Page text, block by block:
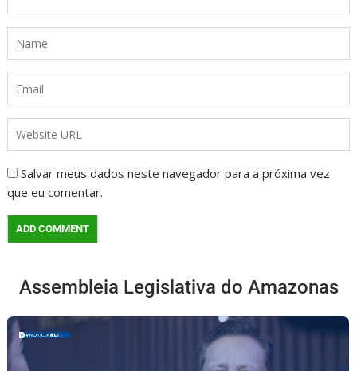
Salvar meus dados neste navegador para a próxima vez
que eu comentar.
Assembleia Legislativa do Amazonas